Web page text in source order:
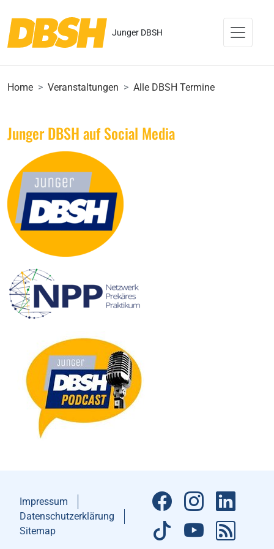
Junger DBSH
Home Veranstaltungen Alle DBSH Termine
Junger DBSH auf Social Media
Impressum
Datenschutzerklärung
Sitemap